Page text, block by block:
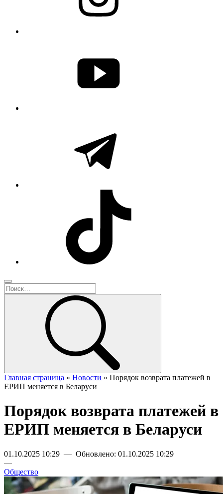
Главная страница » Новости » Порядок возврата платежей в
ЕРИП меняется в Беларуси
Порядок возврата платежей в
ЕРИП меняется в Беларуси
01.10.2025 10:29 — Обновлено: 01.10.2025 10:29
—
Общество